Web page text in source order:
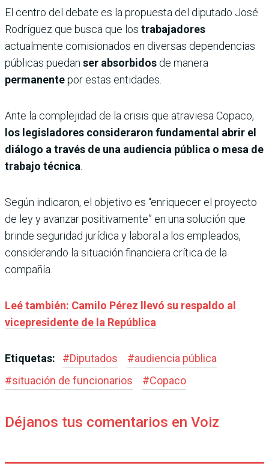
El centro del debate es la propuesta del diputado José
Rodríguez que busca que los trabajadores
actualmente comisionados en diversas dependencias
públicas puedan ser absorbidos de manera
permanentepor estas entidades.
Ante la complejidad de la crisis que atraviesa Copaco,
los legisladores consideraron fundamental abrir el
diálogo a través de una audiencia pública o mesa de
trabajo técnica
Según indicaron, el objetivo es “enriquecer el proyecto
de ley y avanzar positivamente” en una solución que
brinde seguridad jurídica y laboral a los empleados,
considerando la situación financiera crítica de la
compañía.
Leé también: Camilo Pérez llevó su respaldo al
vicepresidente de la República
Etiquetas: #Diputados #audiencia pública
#situación de funcionarios #Copaco
Déjanos tus comentarios en Voiz